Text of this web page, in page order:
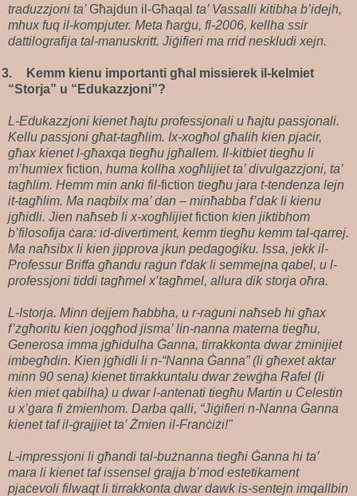
traduzzjoni ta’Għajdun il-Għaqal ta’ Vassalli kitibha b’idejh,
mhux fuq il-kompjuter. Meta ħarġu, fl-2006, kellha ssir
dattilografija tal-manuskritt. Jiġifieri ma rrid neskludi xejn.
Kemm kienu importanti għal missierek il-kelmiet
“Storja” u “Edukazzjoni”?
L-Edukazzjoni kienet ħajtu professjonali u ħajtu passjonali.
Kellu passjoni għat-tagħlim. Ix-xogħol għalih kien pjaċir,
għax kienet l-għaxqa tiegħu jgħallem. Il-kitbiet tiegħu li
m’humiex fiction, huma kollha xogħlijiet ta’ divulgazzjoni, ta’
tagħlim. Hemm min anki fil-fiction tiegħu jara t-tendenza lejn
it-tagħlim. Ma naqbilx ma’ dan – minħabba f’dak li kienu
jgħidli. Jien naħseb li x-xogħlijietfiction kien jiktibhom
b’filosofija ċara: id-divertiment, kemm tiegħu kemm tal-qarrej.
Ma naħsibx li kien jipprova jkun pedagoġiku. Issa, jekk il-
Professur Briffa għandu raġun f'dak li semmejna qabel, u l-
professjoni tiddi tagħmel x’tagħmel, allura dik storja oħra.
L-Istorja. Minn dejjem ħabbha, u r-raġuni naħseb hi għax
f’żgħoritu kien joqgħod jisma’ lin-nanna materna tiegħu,
Generosa imma jgħidulha Ġanna, tirrakkonta dwar żminijiet
imbegħdin. Kien jgħidli li n-“Nanna Ġanna” (li għexet aktar
minn 90 sena) kienet tirrakkuntalu dwar żewġha Rafel (li
kien miet qabilha) u dwar l-antenati tiegħu Martin u Ċelestin
u x’ġara fi żmienhom. Darba qalli, “Jiġifieri n-Nanna Ġanna
kienet taf il-ġrajjiet ta’ Żmien il-Franċiżi!"
L-impressjoni li għandi tal-bużnanna tiegħi Ġanna hi ta’
mara li kienet taf issensel ġrajja b’mod estetikament
pjaċevoli filwaqt li tirrakkonta dwar dawk is-sentejn imqallbin